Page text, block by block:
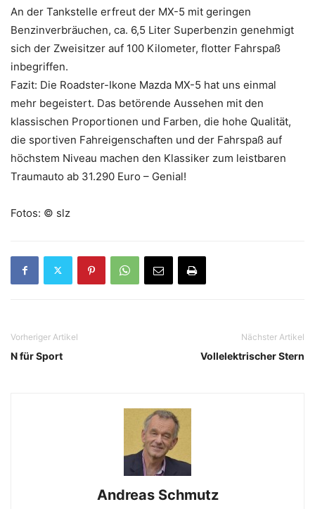
An der Tankstelle erfreut der MX-5 mit geringen
Benzinverbräuchen, ca. 6,5 Liter Superbenzin genehmigt
sich der Zweisitzer auf 100 Kilometer, flotter Fahrspaß
inbegriffen.
Fazit: Die Roadster-Ikone Mazda MX-5 hat uns einmal
mehr begeistert. Das betörende Aussehen mit den
klassischen Proportionen und Farben, die hohe Qualität,
die sportiven Fahreigenschaften und der Fahrspaß auf
höchstem Niveau machen den Klassiker zum leistbaren
Traumauto ab 31.290 Euro – Genial!
Fotos: © slz
Vorheriger Artikel
N für Sport
Nächster Artikel
Vollelektrischer Stern
Andreas Schmutz